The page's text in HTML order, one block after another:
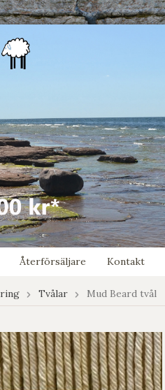
Återförsäljare Kontakt
Tvålar Mud Beard tvål